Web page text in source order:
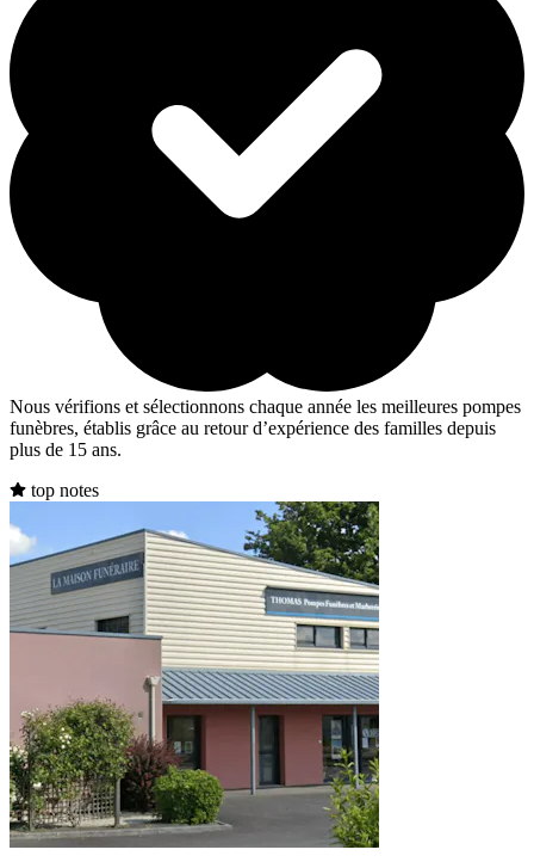
Nous vérifions et sélectionnons chaque année les meilleures pompes
funèbres, établis grâce au retour d’expérience des familles depuis
plus de 15 ans.
top notes